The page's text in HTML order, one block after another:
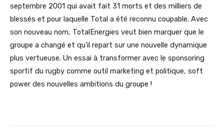
septembre 2001 qui avait fait 31 morts et des milliers de
blessés et pour laquelle Total a été reconnu coupable. Avec
son nouveau nom, TotalEnergies veut bien marquer que le
groupe a changé et qu’il repart sur une nouvelle dynamique
plus vertueuse. Un essai à transformer avec le sponsoring
sportif du rugby comme outil marketing et politique, soft
power des nouvelles ambitions du groupe !